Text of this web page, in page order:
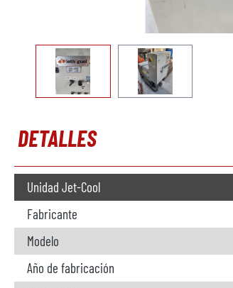
DETALLES
Unidad Jet-Cool
Fabricante
Modelo
Año de fabricación